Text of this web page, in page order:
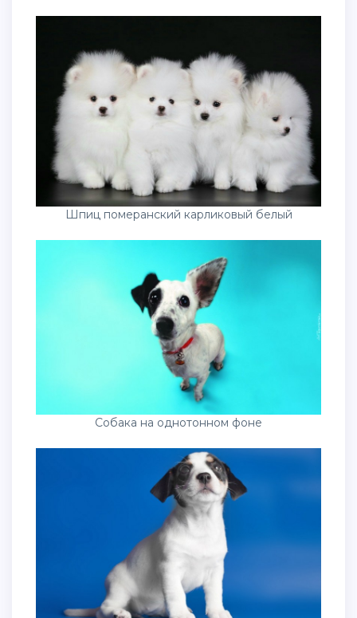
Шпиц померанский карликовый белый
Собака на однотонном фоне